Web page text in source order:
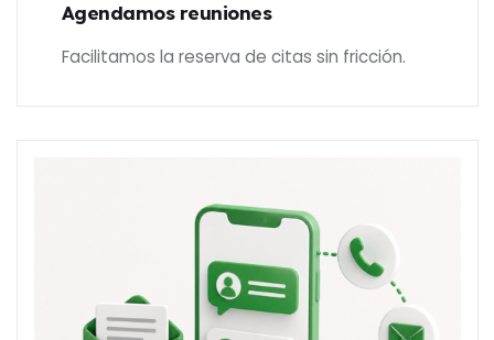
Agendamos reuniones
Facilitamos la reserva de citas sin fricción.